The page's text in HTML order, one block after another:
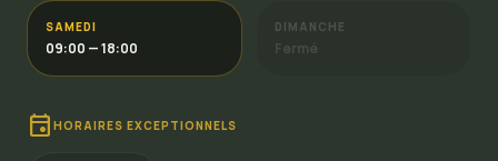
SAMEDI
09:00 — 18:00
DIMANCHE
Fermé
event HORAIRES EXCEPTIONNELS